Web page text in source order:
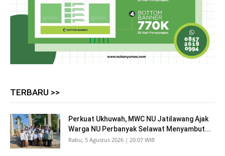
TERBARU >>
Perkuat Ukhuwah, MWC NU Jatilawang Ajak
Warga NU Perbanyak Selawat Menyambut...
Rabu, 5 Agustus 2026 | 20:07 WIB